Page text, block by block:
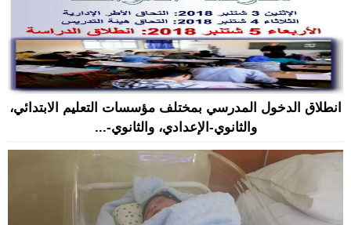
انطلاق الدخول المدرسي بمختلف مؤسسات التعليم الابتدائي،
والثانوي-الإعدادي، والثانوي-...